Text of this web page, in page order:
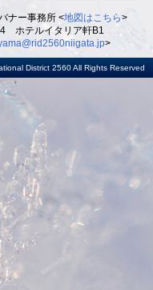
ナー事務所 <地図はこちら>
ホテルイタリア軒B1
>
District 2560 All Rights Reserved